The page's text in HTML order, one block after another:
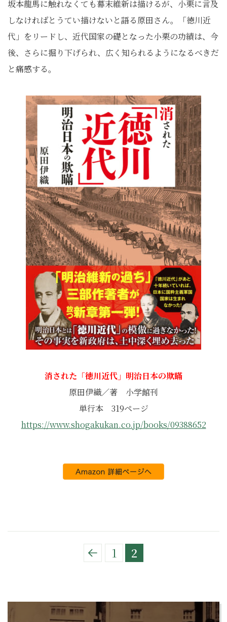
坂本龍馬に触れなくても幕末維新は描けるが、小栗に言及
しなければとうてい描けないと語る原田さん。「徳川近
代」をリードし、近代国家の礎となった小栗の功績は、今
後、さらに掘り下げられ、広く知られるようになるべきだ
と痛感する。
消された「徳川近代」明治日本の欺瞞
原田伊織／著 小学館刊
単行本 319ページ
https://www.shogakukan.co.jp/books/09388652
1 2